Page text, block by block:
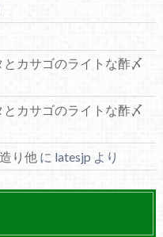
カサゴのライトな酢〆
カサゴのライトな酢〆
り他 に latesjp より